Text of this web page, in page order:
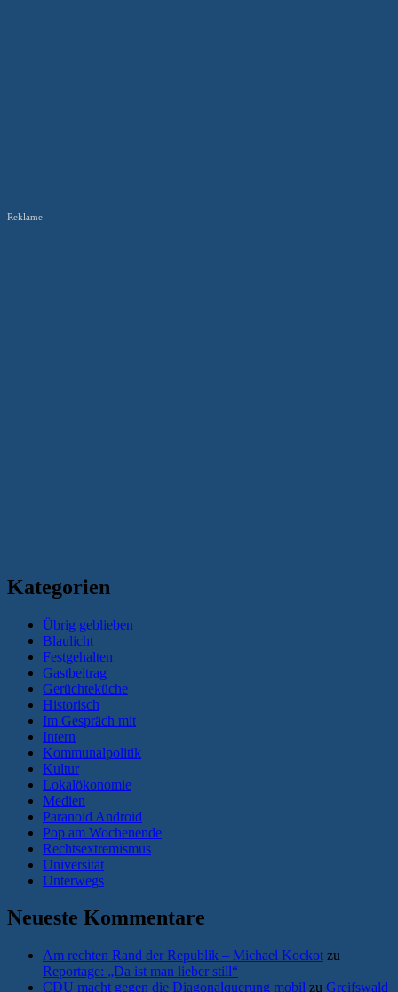
Reklame
Kategorien
Übrig geblieben
Blaulicht
Festgehalten
Gastbeitrag
Gerüchteküche
Historisch
Im Gespräch mit
Intern
Kommunalpolitik
Kultur
Lokalökonomie
Medien
Paranoid Android
Pop am Wochenende
Rechtsextremismus
Universität
Unterwegs
Neueste Kommentare
Am rechten Rand der Republik – Michael Kockot zu
Reportage: „Da ist man lieber still“
CDU macht gegen die Diagonalquerung mobil zu Greifswald